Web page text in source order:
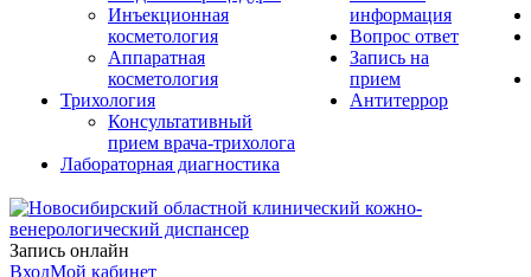
Инъекционная
косметология
Аппаратная
косметология
Трихология
Консультативный
прием врача-трихолога
Лабораторная диагностика
информация
Вопрос ответ
Запись на
прием
Антитеррор
Запись онлайн
ВходМой кабинет